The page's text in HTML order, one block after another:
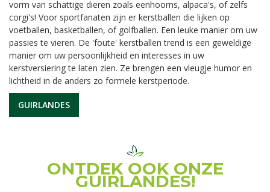
vorm van schattige dieren zoals eenhoorns, alpaca's, of zelfs
corgi's! Voor sportfanaten zijn er kerstballen die lijken op
voetballen, basketballen, of golfballen. Een leuke manier om uw
passies te vieren. De 'foute' kerstballen trend is een geweldige
manier om uw persoonlijkheid en interesses in uw
kerstversiering te laten zien. Ze brengen een vleugje humor en
lichtheid in de anders zo formele kerstperiode.
GUIRLANDES
ONTDEK OOK ONZE
GUIRLANDES!